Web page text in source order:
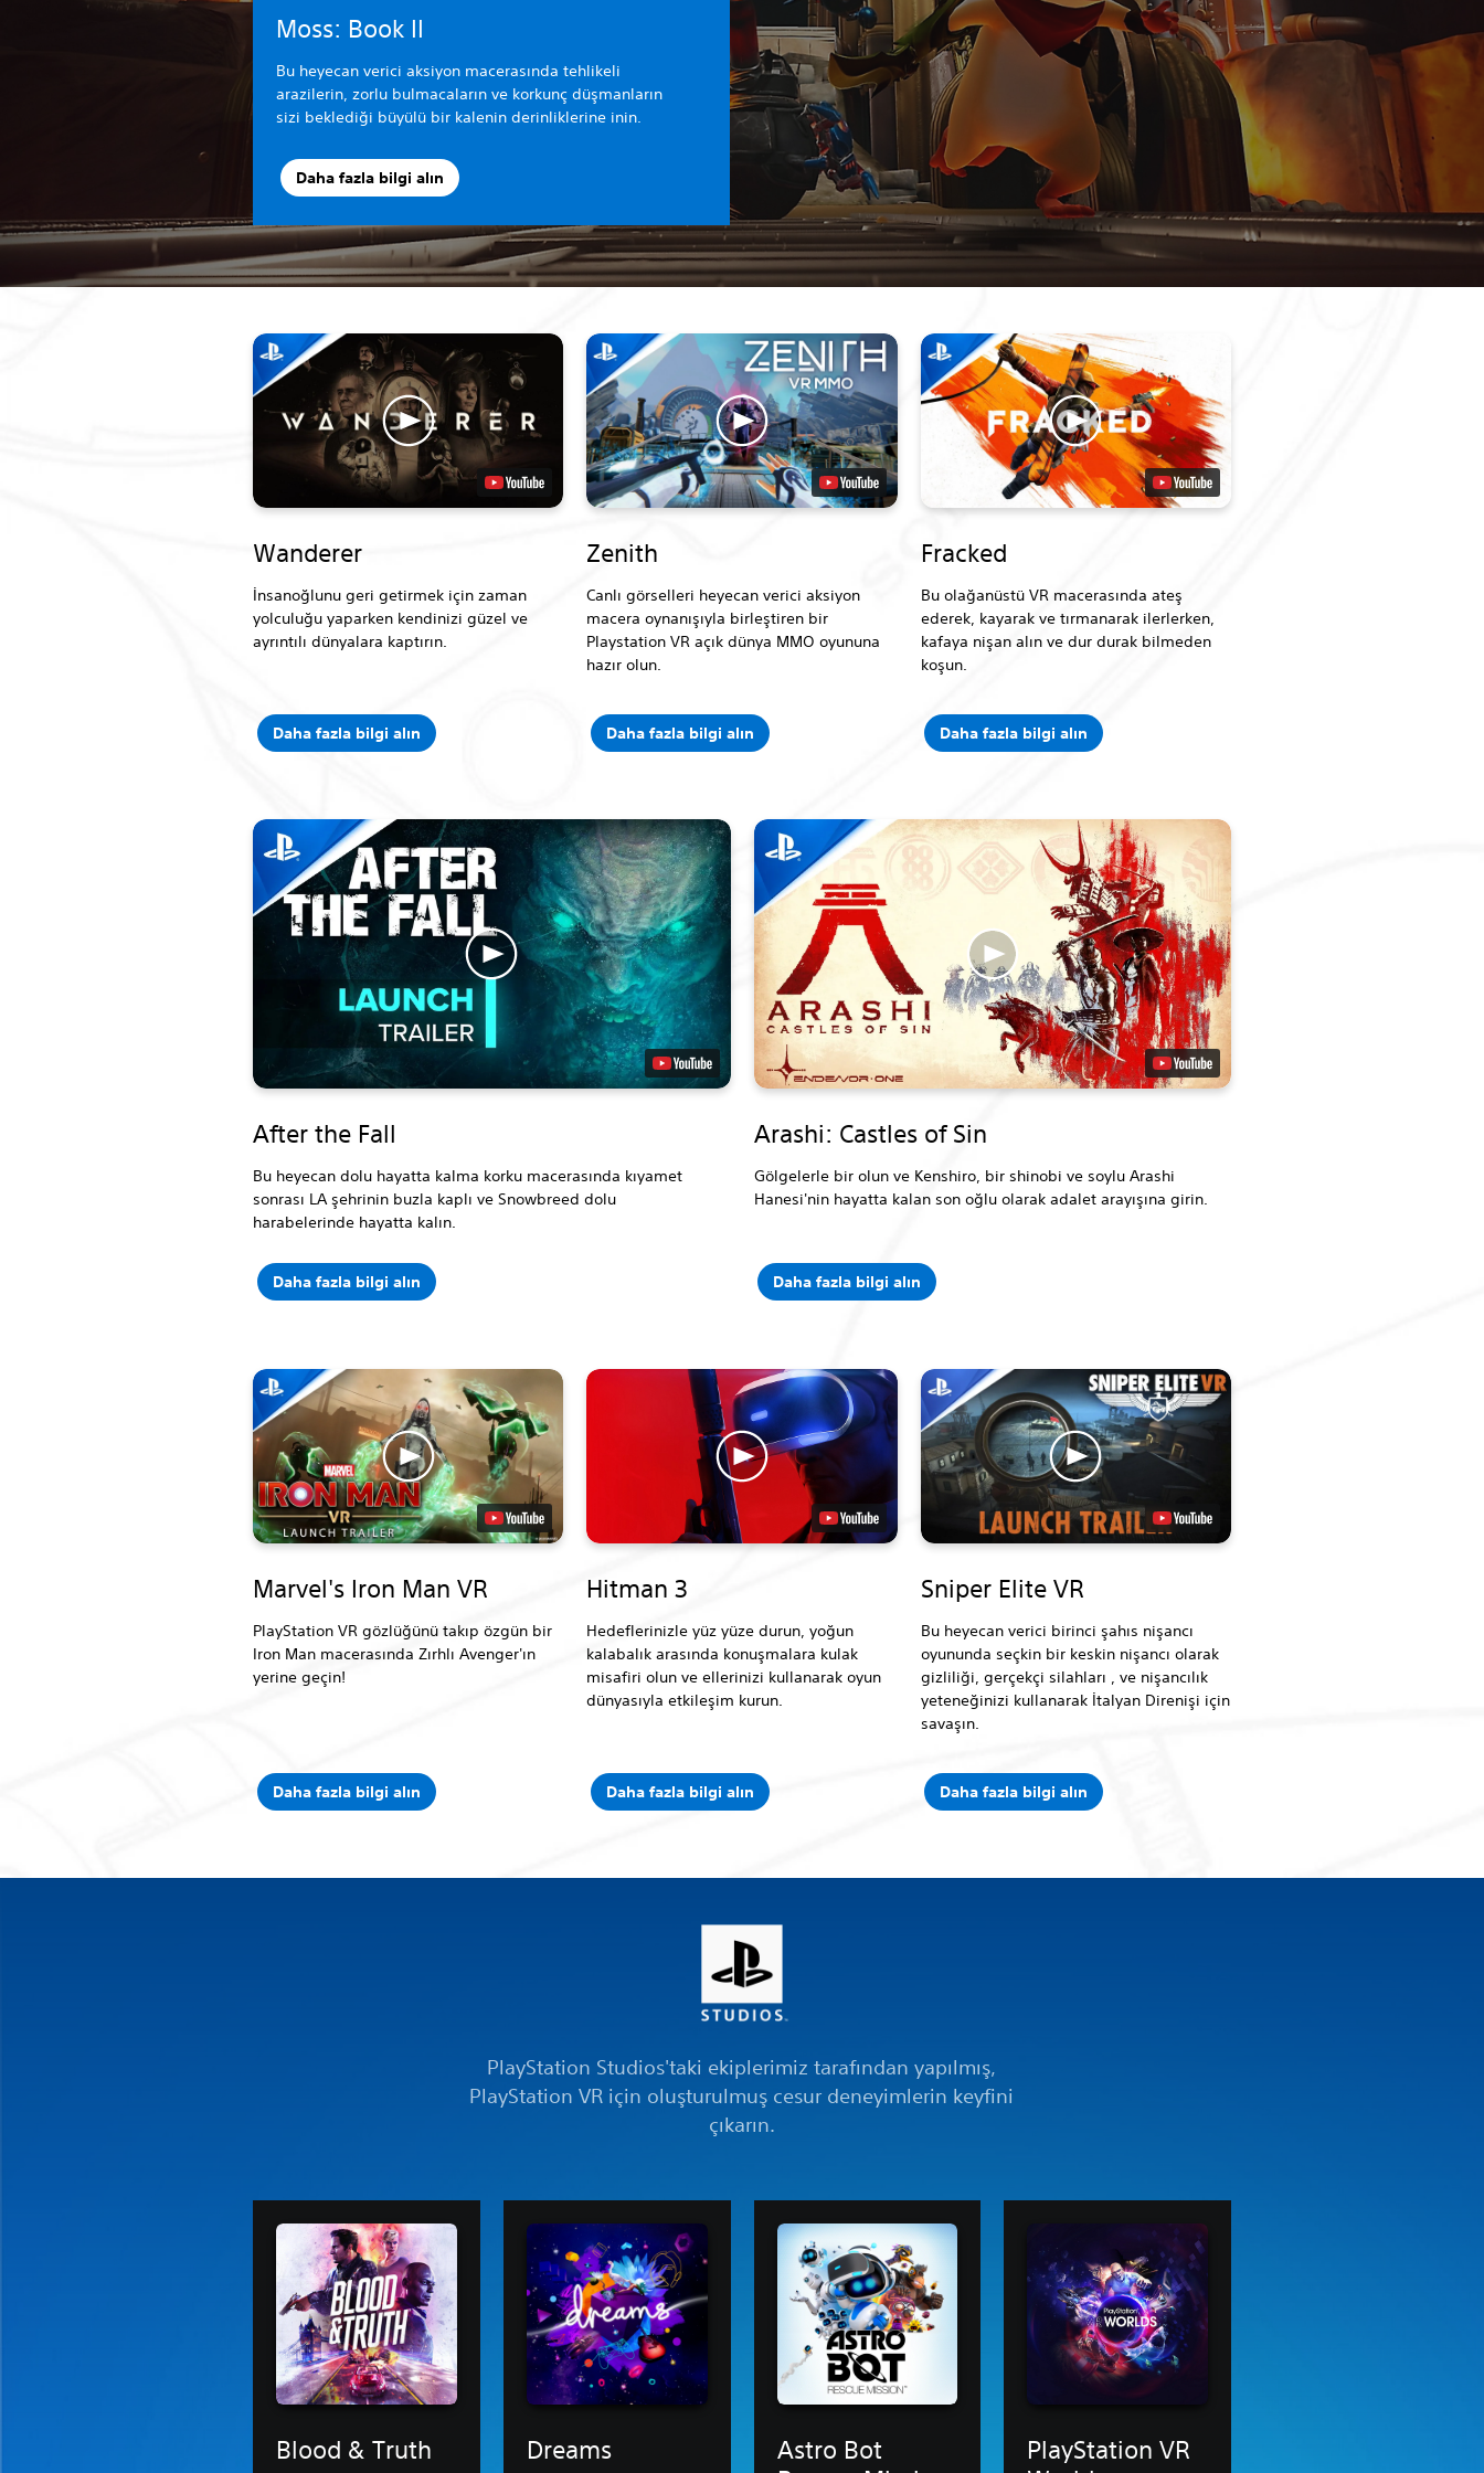
Moss: Book II
Bu heyecan verici aksiyon macerasında tehlikeli
arazilerin, zorlu bulmacaların ve korkunç düşmanların
sizi beklediği büyülü bir kalenin derinliklerine inin.
Daha fazla bilgi alın
Wanderer
İnsanoğlunu geri getirmek için zaman
yolculuğu yaparken kendinizi güzel ve
ayrıntılı dünyalara kaptırın.
Daha fazla bilgi alın
Zenith
Canlı görselleri heyecan verici aksiyon
macera oynanışıyla birleştiren bir
Playstation VR açık dünya MMO oyununa
hazır olun.
Daha fazla bilgi alın
Fracked
Bu olağanüstü VR macerasında ateş
ederek, kayarak ve tırmanarak ilerlerken,
kafaya nişan alın ve dur durak bilmeden
koşun.
Daha fazla bilgi alın
After the Fall
Bu heyecan dolu hayatta kalma korku macerasında kıyamet
sonrası LA şehrinin buzla kaplı ve Snowbreed dolu
harabelerinde hayatta kalın.
Daha fazla bilgi alın
Arashi: Castles of Sin
Gölgelerle bir olun ve Kenshiro, bir shinobi ve soylu Arashi
Hanesi'nin hayatta kalan son oğlu olarak adalet arayışına girin.
Daha fazla bilgi alın
Marvel's Iron Man VR
PlayStation VR gözlüğünü takıp özgün bir
Iron Man macerasında Zırhlı Avenger'ın
yerine geçin!
Daha fazla bilgi alın
Hitman 3
Hedeflerinizle yüz yüze durun, yoğun
kalabalık arasında konuşmalara kulak
misafiri olun ve ellerinizi kullanarak oyun
dünyasıyla etkileşim kurun.
Daha fazla bilgi alın
Sniper Elite VR
Bu heyecan verici birinci şahıs nişancı
oyununda seçkin bir keskin nişancı olarak
gizliliği, gerçekçi silahları , ve nişancılık
yeteneğinizi kullanarak İtalyan Direnişi için
savaşın.
Daha fazla bilgi alın
PlayStation Studios'taki ekiplerimiz tarafından yapılmış,
PlayStation VR için oluşturulmuş cesur deneyimlerin keyfini
çıkarın.
Blood & Truth Dreams
Astro Bot
PlayStation VR